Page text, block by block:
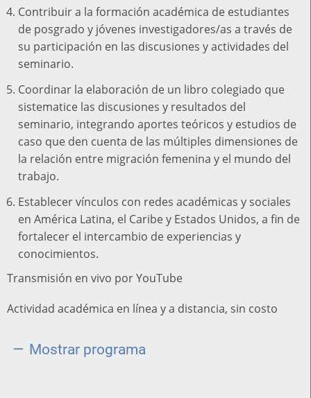
Contribuir a la formación académica de estudiantes
de posgrado y jóvenes investigadores/as a través de
su participación en las discusiones y actividades del
seminario.
Coordinar la elaboración de un libro colegiado que
sistematice las discusiones y resultados del
seminario, integrando aportes teóricos y estudios de
caso que den cuenta de las múltiples dimensiones de
la relación entre migración femenina y el mundo del
trabajo.
Establecer vínculos con redes académicas y sociales
en América Latina, el Caribe y Estados Unidos, a fin de
fortalecer el intercambio de experiencias y
conocimientos.
Transmisión en vivo por YouTube
Actividad académica en línea y a distancia, sin costo
Mostrar programa